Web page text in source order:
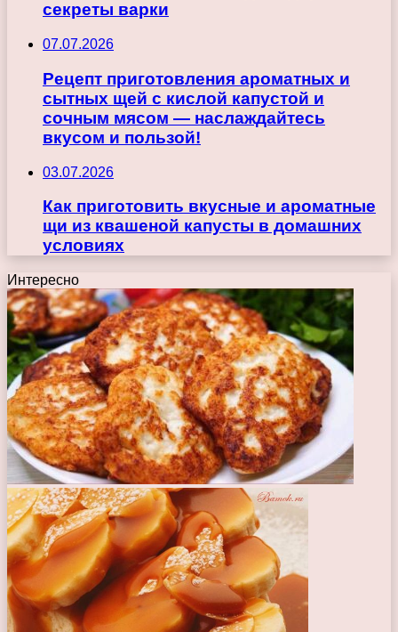
секреты варки
07.07.2026
Рецепт приготовления ароматных и
сытных щей с кислой капустой и
сочным мясом — наслаждайтесь
вкусом и пользой!
03.07.2026
Как приготовить вкусные и ароматные
щи из квашеной капусты в домашних
условиях
Интересно